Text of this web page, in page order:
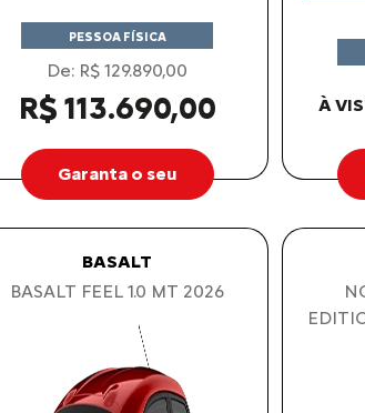
PESSOA FÍSICA
De: R$ 129.890,00
R$ 113.690,00
Garanta o seu
À
BASALT
BASALT FEEL 1.0 MT 2026